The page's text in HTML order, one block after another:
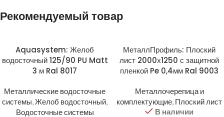
Рекомендуемый товар
Aquasystem: Желоб
водосточный 125/90 PU Matt
3 м Ral 8017
Металлические водосточные
системы,Желоб водосточный,
Водосточные системы
МеталлПрофиль: Плоский
лист 2000х1250 с защитной
пленкой Pe 0,4мм Ral 9003
Металлочерепица и
комплектующие, Плоский лист
В наличии